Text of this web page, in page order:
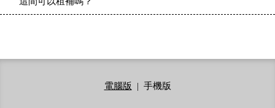
電腦版 | 手機版